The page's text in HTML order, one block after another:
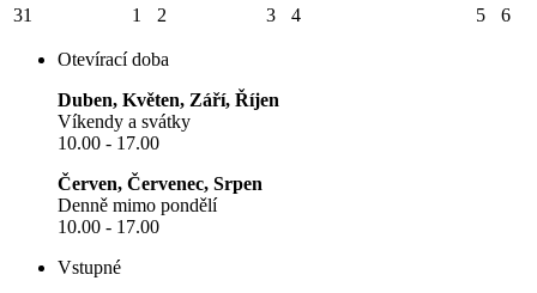
31 1 2 3 4 5 6
Otevírací doba
Duben, Květen, Září, Říjen
Víkendy a svátky
10.00 - 17.00
Červen, Červenec, Srpen
Denně mimo pondělí
10.00 - 17.00
Vstupné